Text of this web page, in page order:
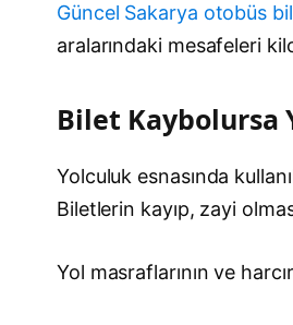
Güncel Sakarya otobüs
aralarındaki mesafeleri
Bilet Kaybolursa
Yolculuk esnasında
Biletlerin kayıp, zayi
Yol masraflarının ve